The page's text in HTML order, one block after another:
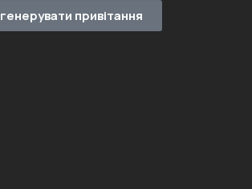
привітання